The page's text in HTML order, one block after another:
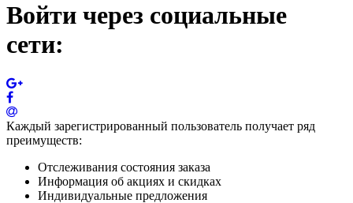
Войти через социальные
сети:
Каждый зарегистрированный пользователь получает ряд
преимуществ:
Отслеживания состояния заказа
Информация об акциях и скидках
Индивидуальные предложения